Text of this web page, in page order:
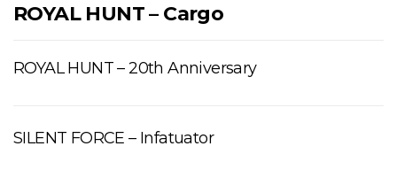
ROYAL HUNT – Cargo
ROYAL HUNT – 20th Anniversary
SILENT FORCE – Infatuator